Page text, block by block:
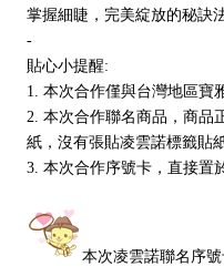
掌握細睫，完美綻放的秘訣
-
貼心小提醒:
1. 本次合作僅與台灣地區寶
2. 本次合作聯名商品，商品
紙，沒有張貼凌雲諾標籤貼
3. 本次合作序號卡，直接置
本次凌雲諾聯名序